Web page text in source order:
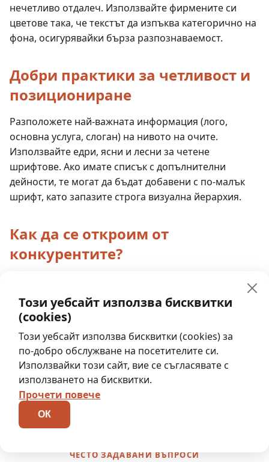
нечетливо отдалеч. Използвайте фирмените си
цветове така, че текстът да изпъква категорично на
фона, осигурявайки бърза разпознаваемост.
Добри практики за четливост и
позициониране
Разположете най-важната информация (лого,
основна услуга, слоган) на нивото на очите.
Използвайте едри, ясни и лесни за четене
шрифтове. Ако имате списък с допълнителни
дейности, те могат да бъдат добавени с по-малък
шрифт, като запазите строга визуална йерархия.
Как да се откроим от
конкурентите?
Семплият, модерен дизайн с кратко, ударно
послание работи в пъти по-добре от претрупаната
витрина. Целта е визуалните елементи да грабнат
вниманието мигновено и да оставят трайно,
позитивно впечатление у всеки потенциален
клиент.
ЧЕСТО ЗАДАВАНИ ВЪПРОСИ
Този уебсайт използва бисквитки
(cookies)
Този уебсайт използва бисквитки (cookies) за
по-добро обслужване на посетителите си.
Използвайки този сайт, вие се съгласявате с
използването на бисквитки.
Прочети повече
ОК